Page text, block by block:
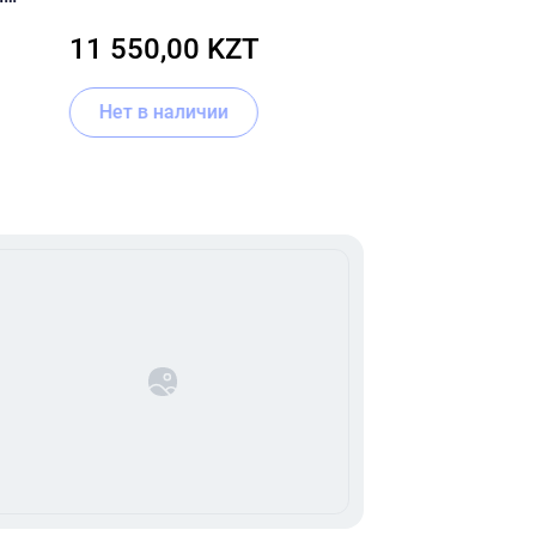
11 550,00 KZT
Нет в наличии